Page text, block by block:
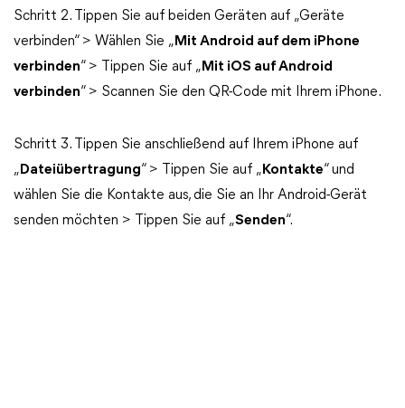
Schritt 2. Tippen Sie auf beiden Geräten auf „Geräte
verbinden“ > Wählen Sie „ Mit Android auf dem iPhone
verbinden“ > Tippen Sie auf „ Mit iOS auf Android
verbinden“ > Scannen Sie den QR-Code mit Ihrem iPhone.
Schritt 3. Tippen Sie anschließend auf Ihrem iPhone auf
„ Dateiübertragung“ > Tippen Sie auf „ Kontakte“ und
wählen Sie die Kontakte aus, die Sie an Ihr Android-Gerät
senden möchten > Tippen Sie auf „Senden“.